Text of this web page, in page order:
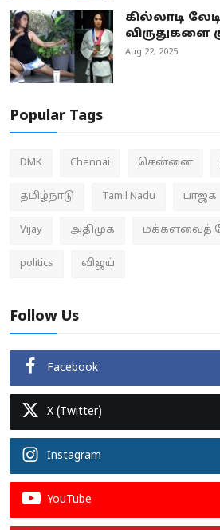
கில்லாடி
விருதுகளை
Aug 22, 2025
Popular Tags
DMK Chennai சென்னை
தமிழ்நாடு Tamil Nadu பாஜக
Vijay அதிமுக மக்களவைத்
politics விஜய்
Follow Us
Facebook
X (Twitter)
Instagram
YouTube